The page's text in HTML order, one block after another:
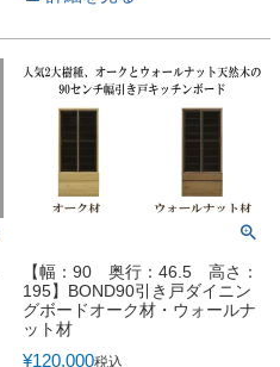
【幅：90 奥行：46.5 高さ：
195】BOND90引き戸ダイニン
グボードオーク材・ウォールナ
ット材
¥120,000税込